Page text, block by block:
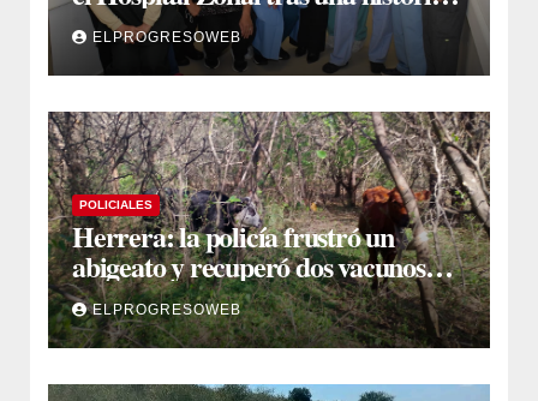
jornada de intervenciones
laparoscópicas
ELPROGRESOWEB
POLICIALES
Herrera: la policía frustró un
abigeato y recuperó dos vacunos
ocultos en una zona montuosa
ELPROGRESOWEB